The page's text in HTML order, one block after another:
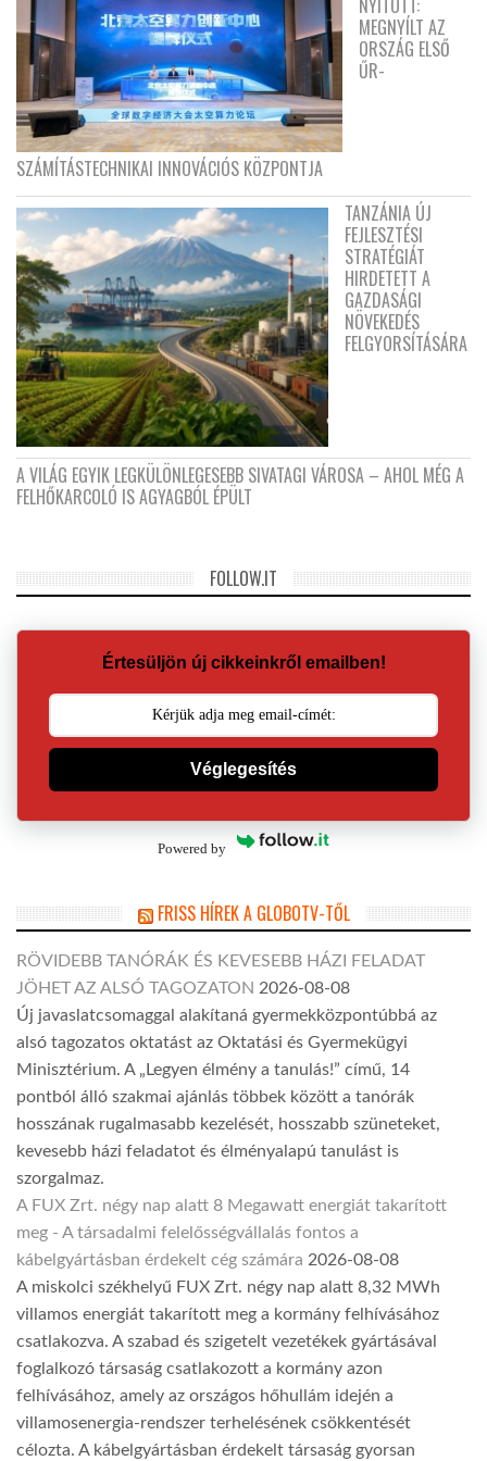
NYITOTT:
MEGNYÍLT AZ
ORSZÁG ELSŐ
ŰR-
SZÁMÍTÁSTECHNIKAI INNOVÁCIÓS KÖZPONTJA
TANZÁNIA ÚJ
FEJLESZTÉSI
STRATÉGIÁT
HIRDETETT A
GAZDASÁGI
NÖVEKEDÉS
FELGYORSÍTÁSÁRA
A VILÁG EGYIK LEGKÜLÖNLEGESEBB SIVATAGI VÁROSA – AHOL MÉG A
FELHŐKARCOLÓ IS AGYAGBÓL ÉPÜLT
FOLLOW.IT
Értesüljön új cikkeinkről emailben!
Véglegesítés
Powered by
FRISS HÍREK A GLOBOTV-TŐL
RÖVIDEBB TANÓRÁK ÉS KEVESEBB HÁZI FELADAT
JÖHET AZ ALSÓ TAGOZATON 2026-08-08
Új javaslatcsomaggal alakítaná gyermekközpontúbbá az
alsó tagozatos oktatást az Oktatási és Gyermekügyi
Minisztérium. A „Legyen élmény a tanulás!” című, 14
pontból álló szakmai ajánlás többek között a tanórák
hosszának rugalmasabb kezelését, hosszabb szüneteket,
kevesebb házi feladatot és élményalapú tanulást is
szorgalmaz.
A FUX Zrt. négy nap alatt 8 Megawatt energiát takarított
meg - A társadalmi felelősségvállalás fontos a
kábelgyártásban érdekelt cég számára 2026-08-08
A miskolci székhelyű FUX Zrt. négy nap alatt 8,32 MWh
villamos energiát takarított meg a kormány felhívásához
csatlakozva. A szabad és szigetelt vezetékek gyártásával
foglalkozó társaság csatlakozott a kormány azon
felhívásához, amely az országos hőhullám idején a
villamosenergia-rendszer terhelésének csökkentését
célozta. A kábelgyártásban érdekelt társaság gyorsan